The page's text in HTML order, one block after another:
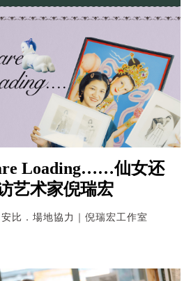
Loading……仙女还
艺术家倪瑞宏
比．場地協力｜倪瑞宏工作室